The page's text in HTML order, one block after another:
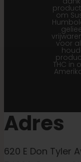
om
voor
THC in
Adres
620 E Don Tyler